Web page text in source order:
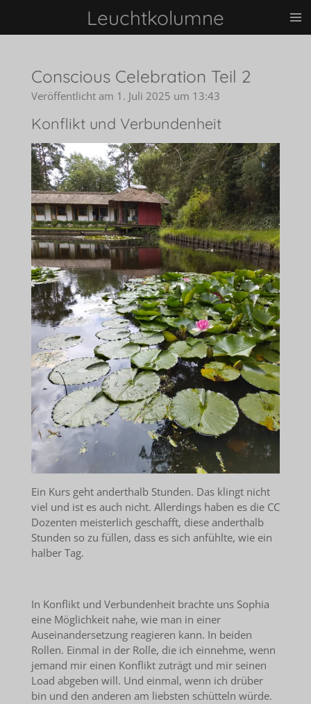
Leuchtkolumne
Conscious Celebration Teil 2
Veröffentlicht am 1. Juli 2025 um 13:43
Konflikt und Verbundenheit
Ein Kurs geht anderthalb Stunden. Das klingt nicht
viel und ist es auch nicht. Allerdings haben es die CC
Dozenten meisterlich geschafft, diese anderthalb
Stunden so zu füllen, dass es sich anfühlte, wie ein
halber Tag.
In Konflikt und Verbundenheit brachte uns Sophia
eine Möglichkeit nahe, wie man in einer
Auseinandersetzung reagieren kann. In beiden
Rollen. Einmal in der Rolle, die ich einnehme, wenn
jemand mir einen Konflikt zuträgt und mir seinen
Load abgeben will. Und einmal, wenn ich drüber
bin und den anderen am liebsten schütteln würde.